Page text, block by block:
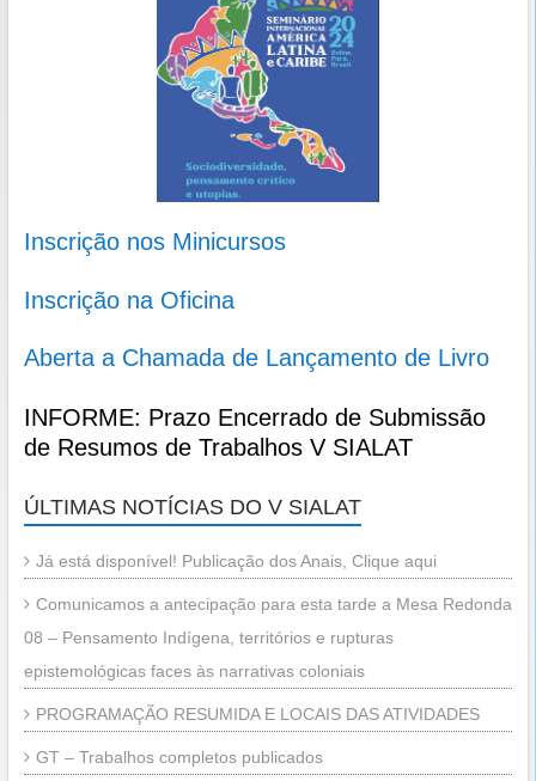
Inscrição nos Minicursos
Inscrição na Oficina
Aberta a Chamada de Lançamento de Livro
INFORME: Prazo Encerrado de Submissão
de Resumos de Trabalhos V SIALAT
ÚLTIMAS NOTÍCIAS DO V SIALAT
Já está disponível! Publicação dos Anais, Clique aqui
Comunicamos a antecipação para esta tarde a Mesa Redonda
08 – Pensamento Indígena, territórios e rupturas
epistemológicas faces às narrativas coloniais
PROGRAMAÇÃO RESUMIDA E LOCAIS DAS ATIVIDADES
GT – Trabalhos completos publicados